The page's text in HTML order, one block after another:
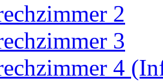
2
3
4